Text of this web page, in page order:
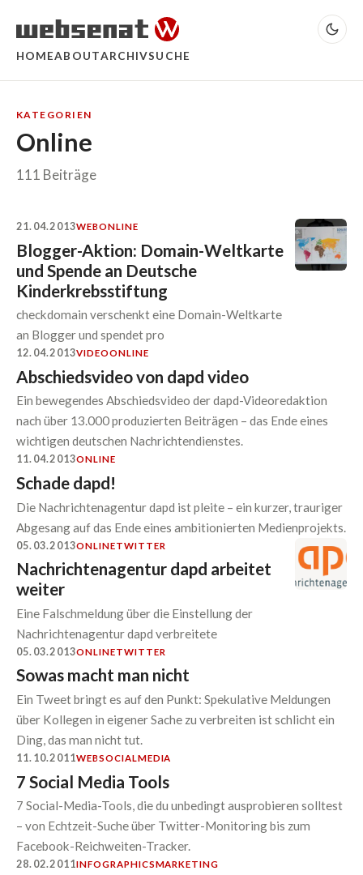
HOMEABOUTARCHIVSUCHE
KATEGORIEN
Online
111 Beiträge
21.04.2013WEBONLINE
Blogger-Aktion: Domain-Weltkarte
und Spende an Deutsche
Kinderkrebsstiftung
checkdomain verschenkt eine Domain-Weltkarte
an Blogger und spendet pro
12.04.2013VIDEOONLINE
Abschiedsvideo von dapd video
Ein bewegendes Abschiedsvideo der dapd-Videoredaktion
nach über 13.000 produzierten Beiträgen – das Ende eines
wichtigen deutschen Nachrichtendienstes.
11.04.2013ONLINE
Schade dapd!
Die Nachrichtenagentur dapd ist pleite – ein kurzer, trauriger
Abgesang auf das Ende eines ambitionierten Medienprojekts.
05.03.2013ONLINETWITTER
Nachrichtenagentur dapd arbeitet
weiter
Eine Falschmeldung über die Einstellung der
Nachrichtenagentur dapd verbreitete
05.03.2013ONLINETWITTER
Sowas macht man nicht
Ein Tweet bringt es auf den Punkt: Spekulative Meldungen
über Kollegen in eigener Sache zu verbreiten ist schlicht ein
Ding, das man nicht tut.
11.10.2011WEBSOCIALMEDIA
7 Social Media Tools
7 Social-Media-Tools, die du unbedingt ausprobieren solltest
– von Echtzeit-Suche über Twitter-Monitoring bis zum
Facebook-Reichweiten-Tracker.
28.02.2011INFOGRAPHICSMARKETING